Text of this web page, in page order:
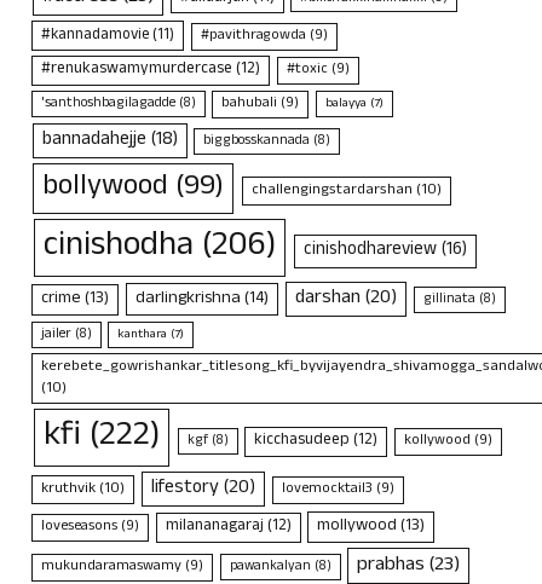
#kannadamovie(11) #pavithragowda (9)
#renukaswamymurdercase(12) #toxic(9)
'santhoshbagilagadde (8) bahubali (9) balayya (7)
bannadahejje(18) biggbosskannada (8)
bollywood (99) challengingstardarshan (10)
cinishodha (206) cinishodhareview(16)
crime(13) darlingkrishna(14) darshan(20) gillinata (8)
jailer (8) kanthara (7)
(10)
kfi (222) kgf(8) kicchasudeep(12) kollywood (9)
kruthvik(10) lifestory(20) lovemocktail3 (9)
loveseasons (9) milananagaraj(12) mollywood(13)
mukundaramaswamy (9) pawankalyan (8) prabhas(23)